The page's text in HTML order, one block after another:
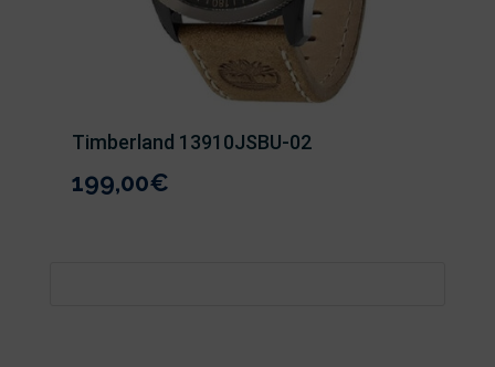
Timberland 13910JSBU-02
199,00€